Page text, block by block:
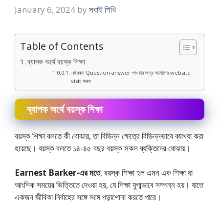
January 6, 2024 by সবাই শিখি
Table of Contents
ব্যাপক অর্থে বয়স্ক শিক্ষা
এইরকম Question answer পাওয়ার জন্য আমাদের website
visit করুন
ব্যাপক অর্থে বয়স্ক শিক্ষা
বয়স্ক শিক্ষা বলতে কী বােঝায়, তা বিভিন্ন ক্ষেত্রে বিভিন্নভাবে ব্যাখ্যা করা
হয়েছে। বয়স্ক বলতে ১৪-৪৫ বছর বয়স্ক সকল ব্যক্তিদের বোঝায়।
Earnest Barker-এর মতে, বয়স্ক শিক্ষা হল এমন এক শিক্ষা যা
আংশিক সময়ের ভিত্তিতে দেওয়া হয়, যে শিক্ষা যুগ্মভাবে সম্পন্ন হয়। যাতে
একজন জীবিকা নির্বাহের সঙ্গে সঙ্গে পড়াশোনা করতে পারে।